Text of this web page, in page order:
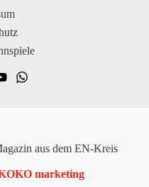
aus dem EN-Kreis
marketing